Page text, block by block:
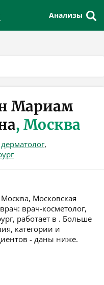
Анализы
Мариам
, Москва
дерматолог,
Московская
врач-косметолог,
работает в . Больше
категории и
- даны ниже.